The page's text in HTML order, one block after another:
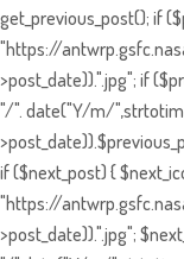
get_previous_post(); if
"https://
>post_date)).".jpg"; if
"/". date("Y/m/
if ($next_post) {
"https://
>post_date)).".jpg";